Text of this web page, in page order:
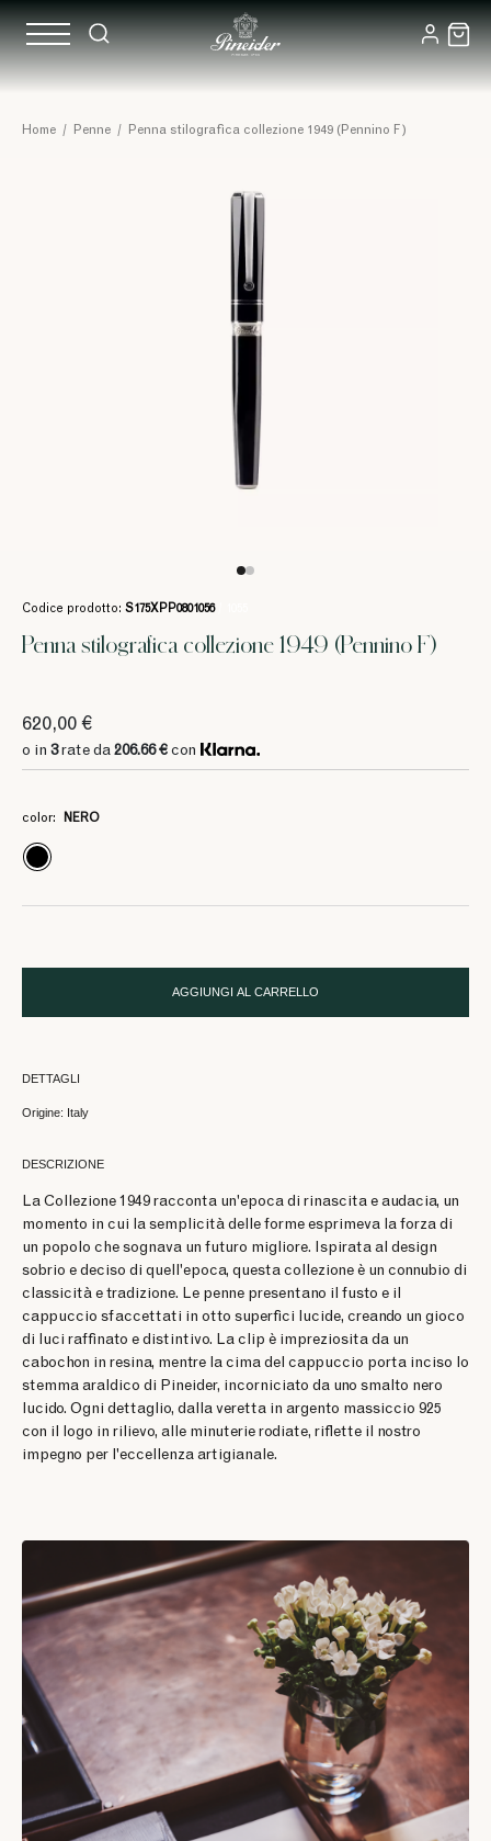
Home / Penne / Penna stilografica collezione 1949 (Pennino F)
Codice prodotto: S175XPP0801056
Penna stilografica collezione 1949 (Pennino F)
620,00 €
o in 3rate da 206.66 € con
color: NERO
AGGIUNGI AL CARRELLO
DETTAGLI
Origine: Italy
DESCRIZIONE
La Collezione 1949 racconta un'epoca di rinascita e audacia, un
momento in cui la semplicità delle forme esprimeva la forza di
un popolo che sognava un futuro migliore. Ispirata al design
sobrio e deciso di quell'epoca, questa collezione è un connubio di
classicità e tradizione. Le penne presentano il fusto e il
cappuccio sfaccettati in otto superfici lucide, creando un gioco
di luci raffinato e distintivo. La clip è impreziosita da un
cabochon in resina, mentre la cima del cappuccio porta inciso lo
stemma araldico di Pineider, incorniciato da uno smalto nero
lucido. Ogni dettaglio, dalla veretta in argento massiccio 925
con il logo in rilievo, alle minuterie rodiate, riflette il nostro
impegno per l'eccellenza artigianale.